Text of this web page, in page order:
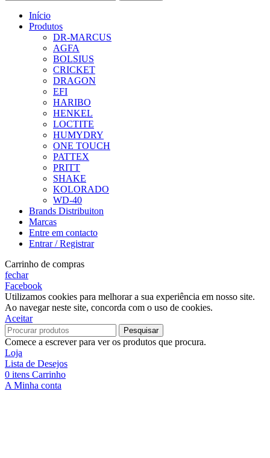
Início
Produtos
DR-MARCUS
AGFA
BOLSIUS
CRICKET
DRAGON
EFI
HARIBO
HENKEL
LOCTITE
HUMYDRY
ONE TOUCH
PATTEX
PRITT
SHAKE
KOLORADO
WD-40
Brands Distribuiton
Marcas
Entre em contacto
Entrar / Registrar
Carrinho de compras
fechar
Facebook
Utilizamos cookies para melhorar a sua experiência em nosso site.
Ao navegar neste site, concorda com o uso de cookies.
Aceitar
Pesquisar
Comece a escrever para ver os produtos que procura.
Loja
Lista de Desejos
0 itens Carrinho
A Minha conta